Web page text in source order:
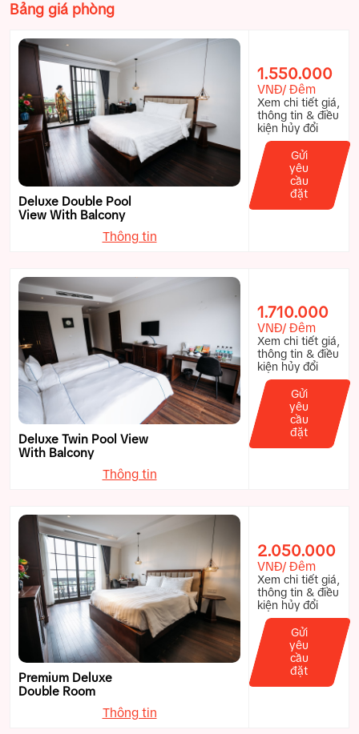
Bảng giá phòng
Deluxe Double Pool
View With Balcony
Thông tin
1.550.000
VNĐ/ Đêm
Xem chi tiết giá,
thông tin & điều
kiện hủy đổi
Gửi
yêu
cầu
đặt
Deluxe Twin Pool View
With Balcony
Thông tin
1.710.000
VNĐ/ Đêm
Xem chi tiết giá,
thông tin & điều
kiện hủy đổi
Gửi
yêu
cầu
đặt
Premium Deluxe
Double Room
Thông tin
2.050.000
VNĐ/ Đêm
Xem chi tiết giá,
thông tin & điều
kiện hủy đổi
Gửi
yêu
cầu
đặt